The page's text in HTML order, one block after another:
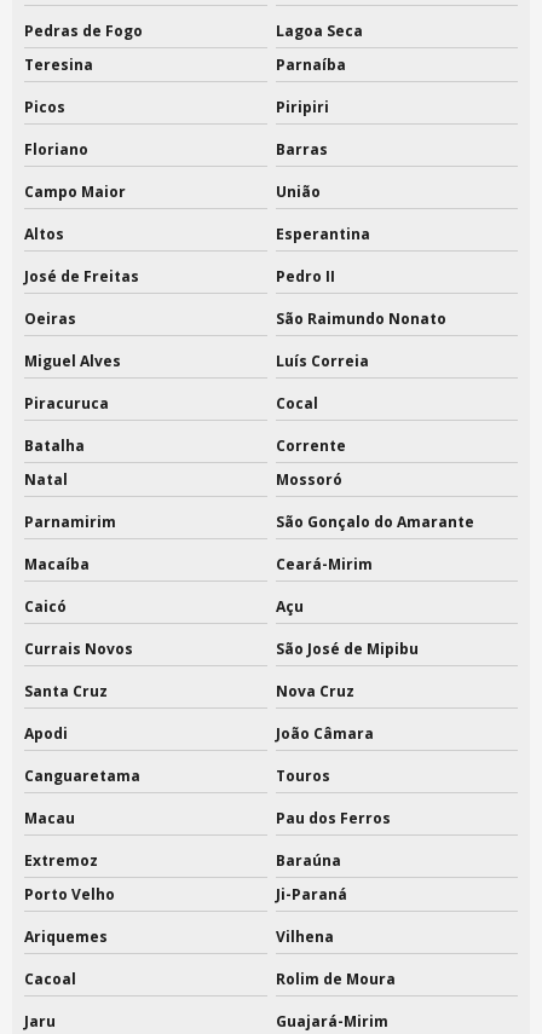
Pedras de Fogo
Lagoa Seca
Teresina
Parnaíba
Picos Piripiri
Floriano Barras
Campo Maior União
Altos Esperantina
José de Freitas Pedro II
Oeiras São Raimundo Nonato
Miguel Alves Luís Correia
Piracuruca Cocal
Batalha
Corrente
Natal
Mossoró
Parnamirim São Gonçalo do Amarante
Macaíba Ceará-Mirim
Caicó Açu
Currais Novos São José de Mipibu
Santa Cruz Nova Cruz
Apodi João Câmara
Canguaretama Touros
Macau Pau dos Ferros
Extremoz
Baraúna
Porto Velho
Ji-Paraná
Ariquemes Vilhena
Cacoal Rolim de Moura
Jaru Guajará-Mirim